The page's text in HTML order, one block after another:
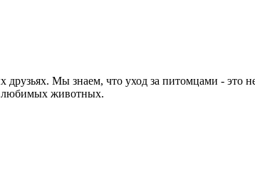
Мы знаем, что уход за питомцами - это
любимых животных.